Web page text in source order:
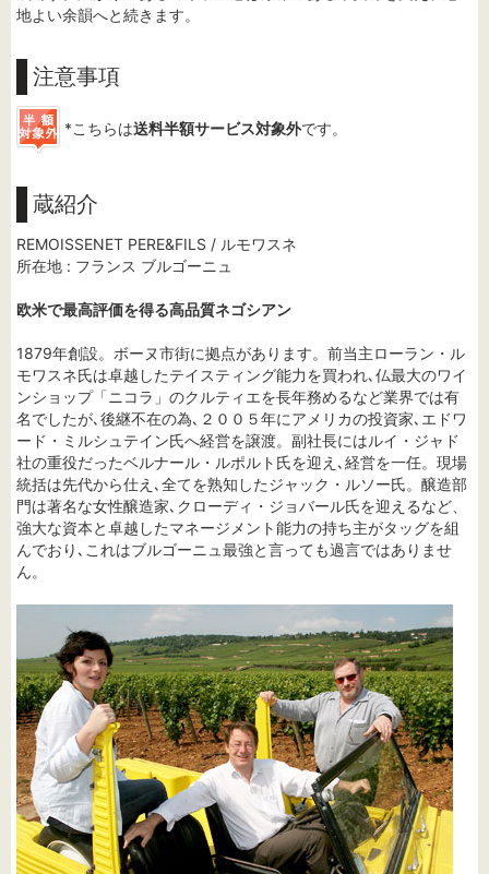
地よい余韻へと続きます。
注意事項
*こちらは送料半額サービス対象外です。
蔵紹介
REMOISSENET PERE&FILS / ルモワスネ
所在地 : フランス ブルゴーニュ
欧米で最高評価を得る高品質ネゴシアン
1879年創設。ボーヌ市街に拠点があります。前当主ローラン・ル
モワスネ氏は卓越したテイスティング能力を買われ､仏最大のワイ
ンショップ「ニコラ」のクルティエを長年務めるなど業界では有
名でしたが､後継不在の為､２００５年にアメリカの投資家､エドワ
ード・ミルシュテイン氏へ経営を譲渡。副社長にはルイ・ジャド
社の重役だったベルナール・ルポルト氏を迎え､経営を一任。現場
統括は先代から仕え､全てを熟知したジャック・ルソー氏。醸造部
門は著名な女性醸造家､クローディ・ジョバール氏を迎えるなど、
強大な資本と卓越したマネージメント能力の持ち主がタッグを組
んでおり､これはブルゴーニュ最強と言っても過言ではありませ
ん。